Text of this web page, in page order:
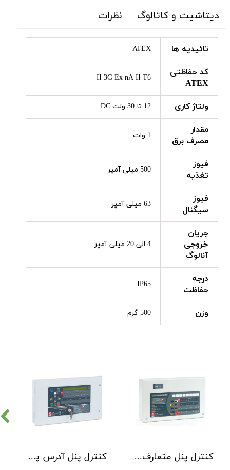
دیتاشیت و کاتالوگ نظرات
تائیدیه ها ATEX
کد حفاظتی
ATEX
II 3G Ex nA II T6
ولتاژ کاری 12 تا 30 ولت DC
مقدار
مصرف برق
1 وات
فیوز
تغذیه
500 میلی آمپر
فیوز
سیگنال
63 میلی آمپر
جریان
خروجی
آنالوگ
4 الی 20 میلی آمپر
درجه
حفاظت
IP65
وزن 500 گرم
کنترل پنل آدرس پذیر C-TEC سری XFP دو لوپ 32 زون کنترل پنل متعارف C-TEC سری CFP 8 Zone